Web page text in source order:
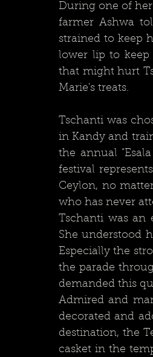
During one of
farmer Ashwa
strained to keep
lower lip to
that might hurt
Tschanti was
in Kandy and
the annual
festival
Ceylon, no
Tschanti was an
She understood
Especially the
the parade
Admired and
decorated and
destination, the
casket in the